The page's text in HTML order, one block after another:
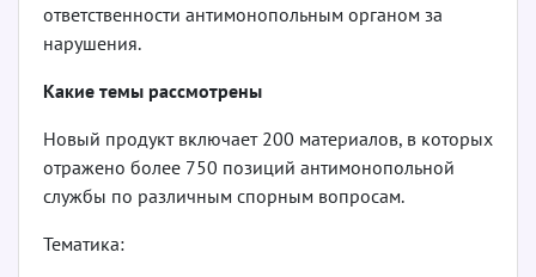
ответственности антимонопольным органом за
нарушения.
Какие темы рассмотрены
Новый продукт включает 200 материалов, в которых
отражено более 750 позиций антимонопольной
службы по различным спорным вопросам.
Тематика: